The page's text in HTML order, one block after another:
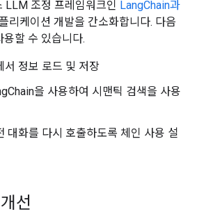
LLM 조정 프레임워크인 LangChain과
리케이션 개발을 간소화합니다. 다음
할 수 있습니다.
서 정보 로드 및 저장
을 사용하여 시맨틱 검색을 사용
대화를 다시 호출하도록 체인 사용 설
선